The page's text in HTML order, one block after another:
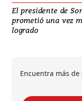
El presidente de
prometió una vez
logrado
Encuentra más